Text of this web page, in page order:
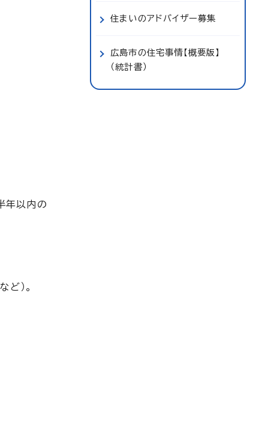
年以内の
）。
住まいのアドバイザー募集
広島市の住宅事情【概要版】
（統計書）